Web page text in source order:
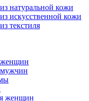
натуральной кожи
искусственной кожи
текстиля
женщин
женщин